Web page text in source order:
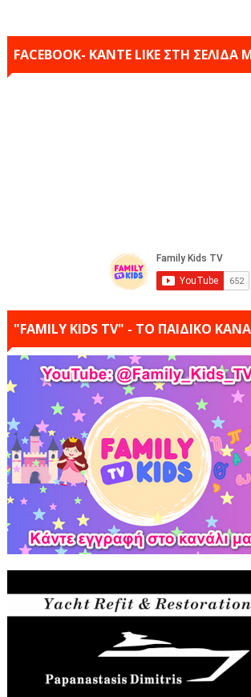
FACEBOOK- KANTE LIKE ΣΤΗ ΣΕΛΙΔΑ
"FAMILY KIDS TV" - ΤΟ ΠΑΙΔΙΚΟ